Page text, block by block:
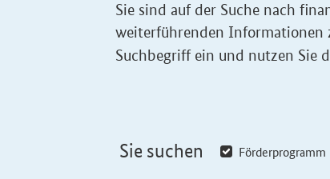
Sie sind auf der Suche nach
weiterführenden Informationen
Suchbegriff ein und nutzen Sie
Sie suchen Förderprogramm